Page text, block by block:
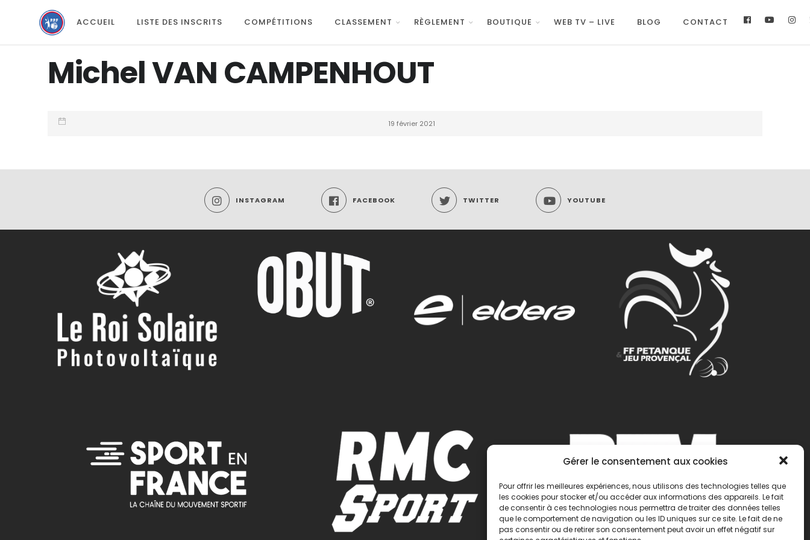
Gérer le consentement aux cookies
Pour offrir les meilleures expériences, nous utilisons des technologies telles que
les cookies pour stocker et/ou accéder aux informations des appareils. Le fait
de consentir à ces technologies nous permettra de traiter des données telles
que le comportement de navigation ou les ID uniques sur ce site. Le fait de ne
pas consentir ou de retirer son consentement peut avoir un effet négatif sur
ACCUEIL LISTE DES INSCRITS COMPÉTITIONS CLASSEMENT RÈGLEMENT BOUTIQUE WEB TV – LIVE BLOG CONTACT
Michel VAN CAMPENHOUT
19 février 2021
INSTAGRAM FACEBOOK TWITTER YOUTUBE